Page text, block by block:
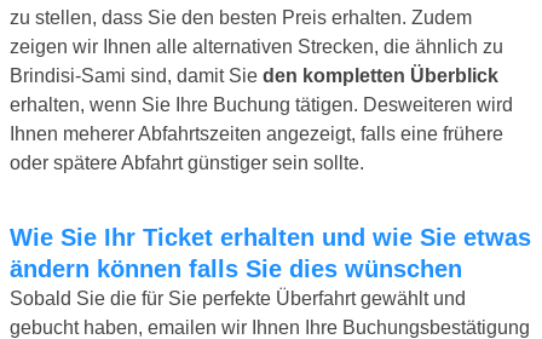
zu stellen, dass Sie den besten Preis erhalten. Zudem
zeigen wir Ihnen alle alternativen Strecken, die ähnlich zu
Brindisi-Sami sind, damit Sie den kompletten Überblick
erhalten, wenn Sie Ihre Buchung tätigen. Desweiteren wird
Ihnen meherer Abfahrtszeiten angezeigt, falls eine frühere
oder spätere Abfahrt günstiger sein sollte.
Wie Sie Ihr Ticket erhalten und wie Sie etwas
ändern können falls Sie dies wünschen
Sobald Sie die für Sie perfekte Überfahrt gewählt und
gebucht haben, emailen wir Ihnen Ihre Buchungsbestätigung